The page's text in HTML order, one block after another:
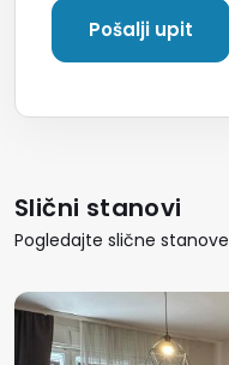
Slični stanovi
Pogledajte slične stanove